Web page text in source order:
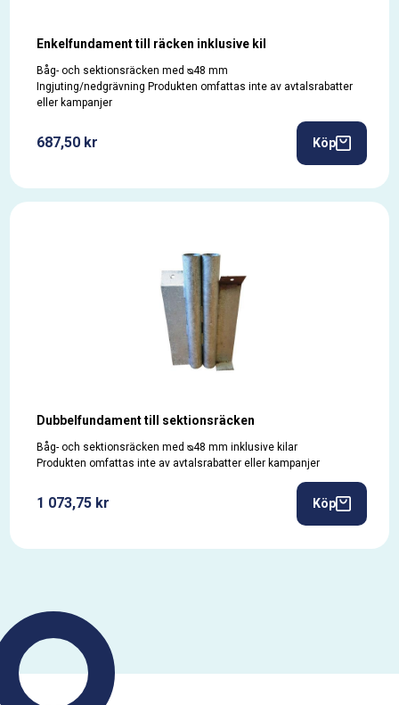
Enkelfundament till räcken inklusive kil
Båg- och sektionsräcken med ᴓ48 mm
Ingjuting/nedgrävning Produkten omfattas inte av avtalsrabatter
eller kampanjer
687,50 kr Köp
Dubbelfundament till sektionsräcken
Båg- och sektionsräcken med ᴓ48 mm inklusive kilar
Produkten omfattas inte av avtalsrabatter eller kampanjer
1 073,75 kr Köp